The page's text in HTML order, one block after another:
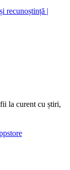
recunoștință |
la curent cu știri,